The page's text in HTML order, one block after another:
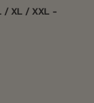
/ XL / XXL -